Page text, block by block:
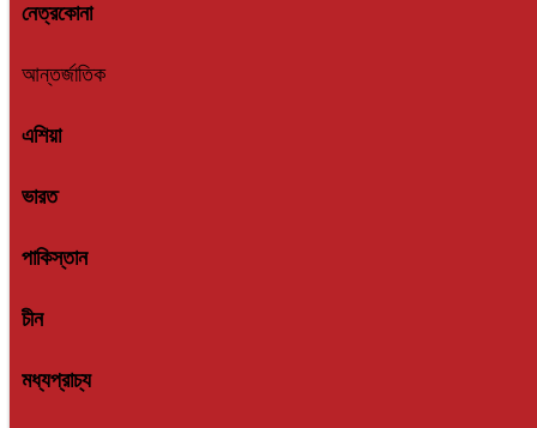
নেত্রকোনা
আন্তর্জাতিক
এশিয়া
ভারত
পাকিস্তান
চীন
মধ্যপ্রাচ্য